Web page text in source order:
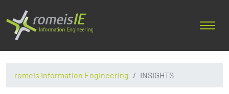
romeis Information Engineering INSIGHTS